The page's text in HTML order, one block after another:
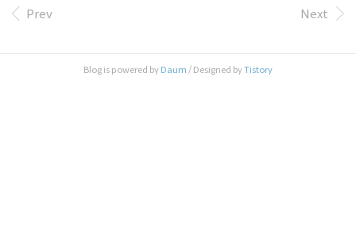
약사들도 정복하지 못한 뇌졸중이나 치매(반려견을
대상으로 했지만)관련에서 가시적인 성과가 나오고
약 이름이 WHO의 권고로 새롭게 바뀌었다는 사실을
대한 신약, 루게릭병 임상 2상 진행 예정. 반려견 치
Prev Next
Blog is powered by Daum / Designed byTistory